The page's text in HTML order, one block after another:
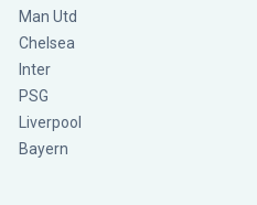
Man Utd
Chelsea
Inter
PSG
Liverpool
Bayern